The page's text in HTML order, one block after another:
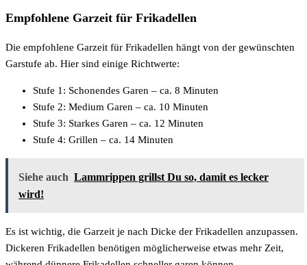
Empfohlene Garzeit für Frikadellen
Die empfohlene Garzeit für Frikadellen hängt von der gewünschten
Garstufe ab. Hier sind einige Richtwerte:
Stufe 1: Schonendes Garen – ca. 8 Minuten
Stufe 2: Medium Garen – ca. 10 Minuten
Stufe 3: Starkes Garen – ca. 12 Minuten
Stufe 4: Grillen – ca. 14 Minuten
Siehe auch Lammrippen grillst Du so, damit es lecker
wird!
Es ist wichtig, die Garzeit je nach Dicke der Frikadellen anzupassen.
Dickeren Frikadellen benötigen möglicherweise etwas mehr Zeit,